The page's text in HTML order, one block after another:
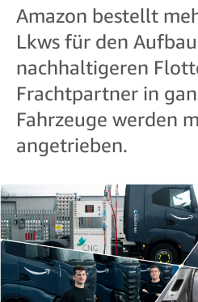
Amazon bestellt
Lkws für den
nachhaltigeren
Frachtpartner in
Fahrzeuge werden
angetrieben.